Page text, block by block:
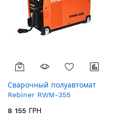
Сварочный полуавтомат
Rebiner RWM-355
8 155 ГРН